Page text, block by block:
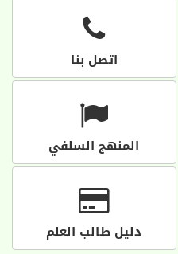
اتصل بنا
المنهج السلفي
دليل طالب العلم